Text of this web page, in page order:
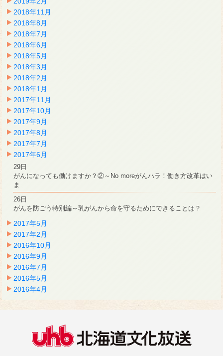
2018年11月
2018年8月
2018年7月
2018年6月
2018年5月
2018年3月
2018年2月
2018年1月
2017年11月
2017年10月
2017年9月
2017年8月
2017年7月
2017年6月
29日
がんになっても働けますか？②～No moreがんハラ！働き方改革はい
ま
26日
がんを防ごう特別編～乳がんから命を守るためにできることは？
2017年5月
2017年2月
2016年10月
2016年9月
2016年7月
2016年5月
2016年4月